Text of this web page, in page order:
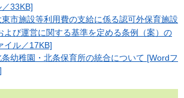
33KB]
市施設等利用費の支給に係る認可外保育施設
よび運営に関する基準を定める条例（案）の
イル／17KB]
幼稚園・北条保育所の統合について [Wordフ